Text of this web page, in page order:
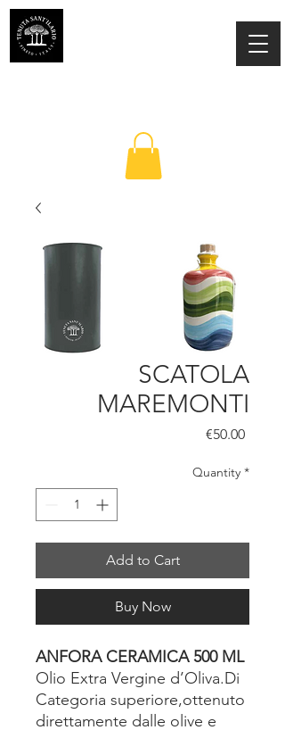
SCATOLA
MAREMONTI
€50.00Price
Quantity *
Add to Cart
Buy Now
ANFORA CERAMICA 500 ML
Olio Extra Vergine d’Oliva.Di
Categoria superiore,ottenuto
direttamente dalle olive e